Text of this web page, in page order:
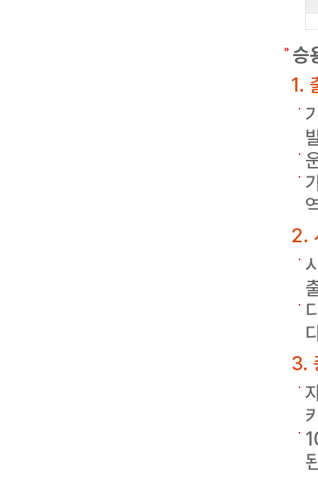
승
1.
2.
3.